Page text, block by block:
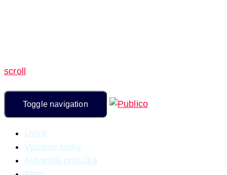
scroll
Toggle navigation
Úvod
Vydanie knihy
Autorská príručka